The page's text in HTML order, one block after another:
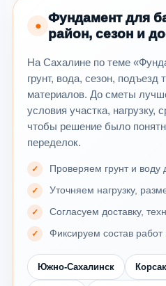
●
Фундамент для
район, сезон и
На Сахалине по теме
грунт, вода, сезон, подъезд
материалов. До сметы
условия участка, нагрузку,
чтобы решение было
переделок.
Проверяем грунт и воду
Уточняем нагрузку,
Согласуем доставку,
Фиксируем состав работ
Южно-Сахалинск